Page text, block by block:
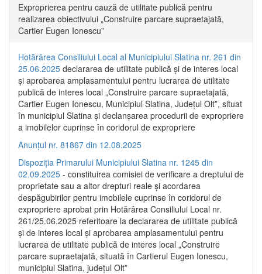
Exproprierea pentru cauză de utilitate publică pentru
realizarea obiectivului „Construire parcare supraetajată,
Cartier Eugen Ionescu”
Hotărârea Consiliului Local al Municipiului Slatina nr. 261 din
25.06.2025 declararea de utilitate publică și de interes local
și aprobarea amplasamentului pentru lucrarea de utilitate
publică de interes local „Construire parcare supraetajată,
Cartier Eugen Ionescu, Municipiul Slatina, Județul Olt”, situat
în municipiul Slatina și declanșarea procedurii de expropriere
a imobilelor cuprinse în coridorul de expropriere
Anunțul nr. 81867 din 12.08.2025
Dispoziția Primarului Municipiului Slatina nr. 1245 din
02.09.2025 - constituirea comisiei de verificare a dreptului de
proprietate sau a altor drepturi reale și acordarea
despăgubirilor pentru imobilele cuprinse în coridorul de
expropriere aprobat prin Hotărârea Consiliului Local nr.
261/25.06.2025 referitoare la declararea de utilitate publică
și de interes local și aprobarea amplasamentului pentru
lucrarea de utilitate publică de interes local „Construire
parcare supraetajată, situată în Cartierul Eugen Ionescu,
municipiul Slatina, județul Olt”